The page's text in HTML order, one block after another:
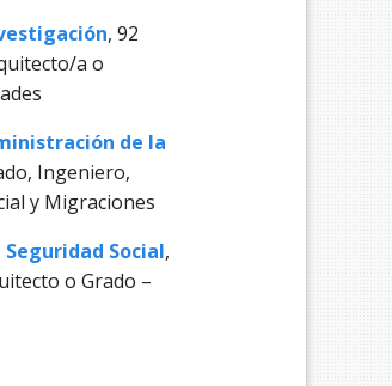
, 92
a o
de la
Ingeniero,
y Migraciones
Social,
o Grado –